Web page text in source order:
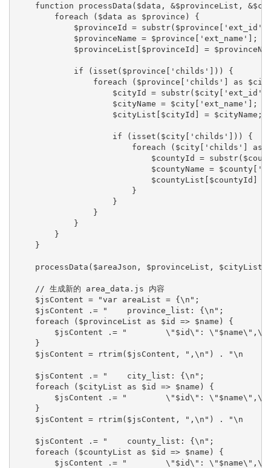
function processData($data, &$provinceList,
foreach ($data as $province) {
$provinceId = substr($province['ext_id'],
$provinceName = $province['ext_name'];
$provinceList[$provinceId] =
if (isset($province['childs'])) {
foreach ($province['childs'] as
$cityId = substr($city['ext_id'],
$cityName = $city['ext_name'];
$cityList[$cityId] = $cityName;
if (isset($city['childs'])) {
foreach ($city['childs'] as
$countyId =
$countyName =
$countyList[$countyId] =
}
}
}
}
}
}
processData($areaJson, $provinceList, $cityList,
// 生成新的 area_data.js 内容
$jsContent = "var areaList = {\n";
$jsContent .= "    province_list: {\n";
foreach ($provinceList as $id => $name) {
$jsContent .= "        \"$id\":
}
$jsContent = rtrim($jsContent, ",\n") . "\n
$jsContent .= "    city_list: {\n";
foreach ($cityList as $id => $name) {
$jsContent .= "        \"$id\":
}
$jsContent = rtrim($jsContent, ",\n") . "\n
$jsContent .= "    county_list: {\n";
foreach ($countyList as $id => $name) {
$jsContent .= "        \"$id\":